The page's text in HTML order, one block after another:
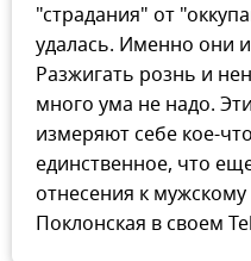
"страдания" от
удалась. Именно они
Разжигать рознь и
много ума не надо.
измеряют себе кое-
единственное, что
отнесения к
Поклонская в своем